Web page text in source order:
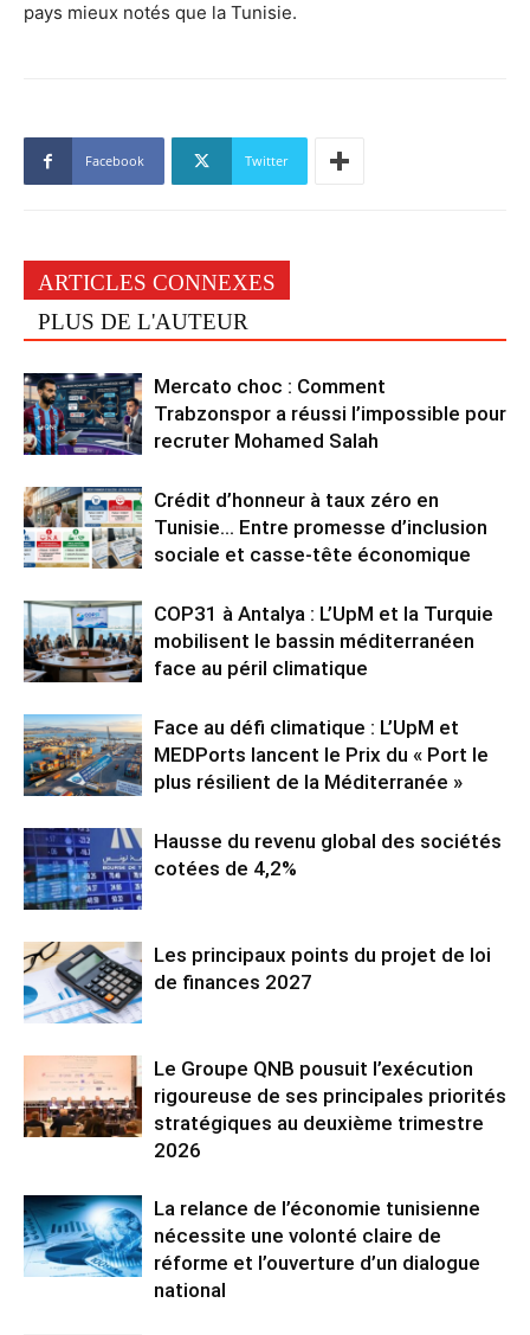
pays mieux notés que la Tunisie.
Facebook Twitter
ARTICLES CONNEXES
PLUS DE L'AUTEUR
Mercato choc : Comment
Trabzonspor a réussi l’impossible pour
recruter Mohamed Salah
Crédit d’honneur à taux zéro en
Tunisie… Entre promesse d’inclusion
sociale et casse-tête économique
COP31 à Antalya : L’UpM et la Turquie
mobilisent le bassin méditerranéen
face au péril climatique
Face au défi climatique : L’UpM et
MEDPorts lancent le Prix du « Port le
plus résilient de la Méditerranée »
Hausse du revenu global des sociétés
cotées de 4,2%
Les principaux points du projet de loi
de finances 2027
Le Groupe QNB pousuit l’exécution
rigoureuse de ses principales priorités
stratégiques au deuxième trimestre
2026
La relance de l’économie tunisienne
nécessite une volonté claire de
réforme et l’ouverture d’un dialogue
national